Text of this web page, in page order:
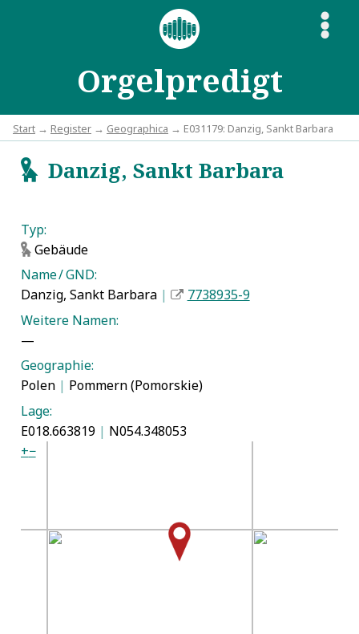
Orgelpredigt
S
Start → Register → Geographica → E031179: Danzig, Sankt Barbara
gDanzig, Sankt Barbara
Typ:
gGebäude
Name / GND:
Danzig, Sankt Barbara |
7738935-9
Weitere Namen:
—
Geographie:
Polen | Pommern (Pomorskie)
Lage:
E018.663819 | N054.348053
+−